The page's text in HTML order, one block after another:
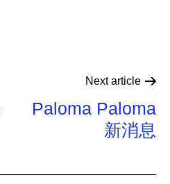
Next article
Paloma Paloma
新消息